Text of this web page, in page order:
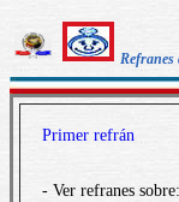
Refranes
Primer refrán
- Ver refranes sobre: